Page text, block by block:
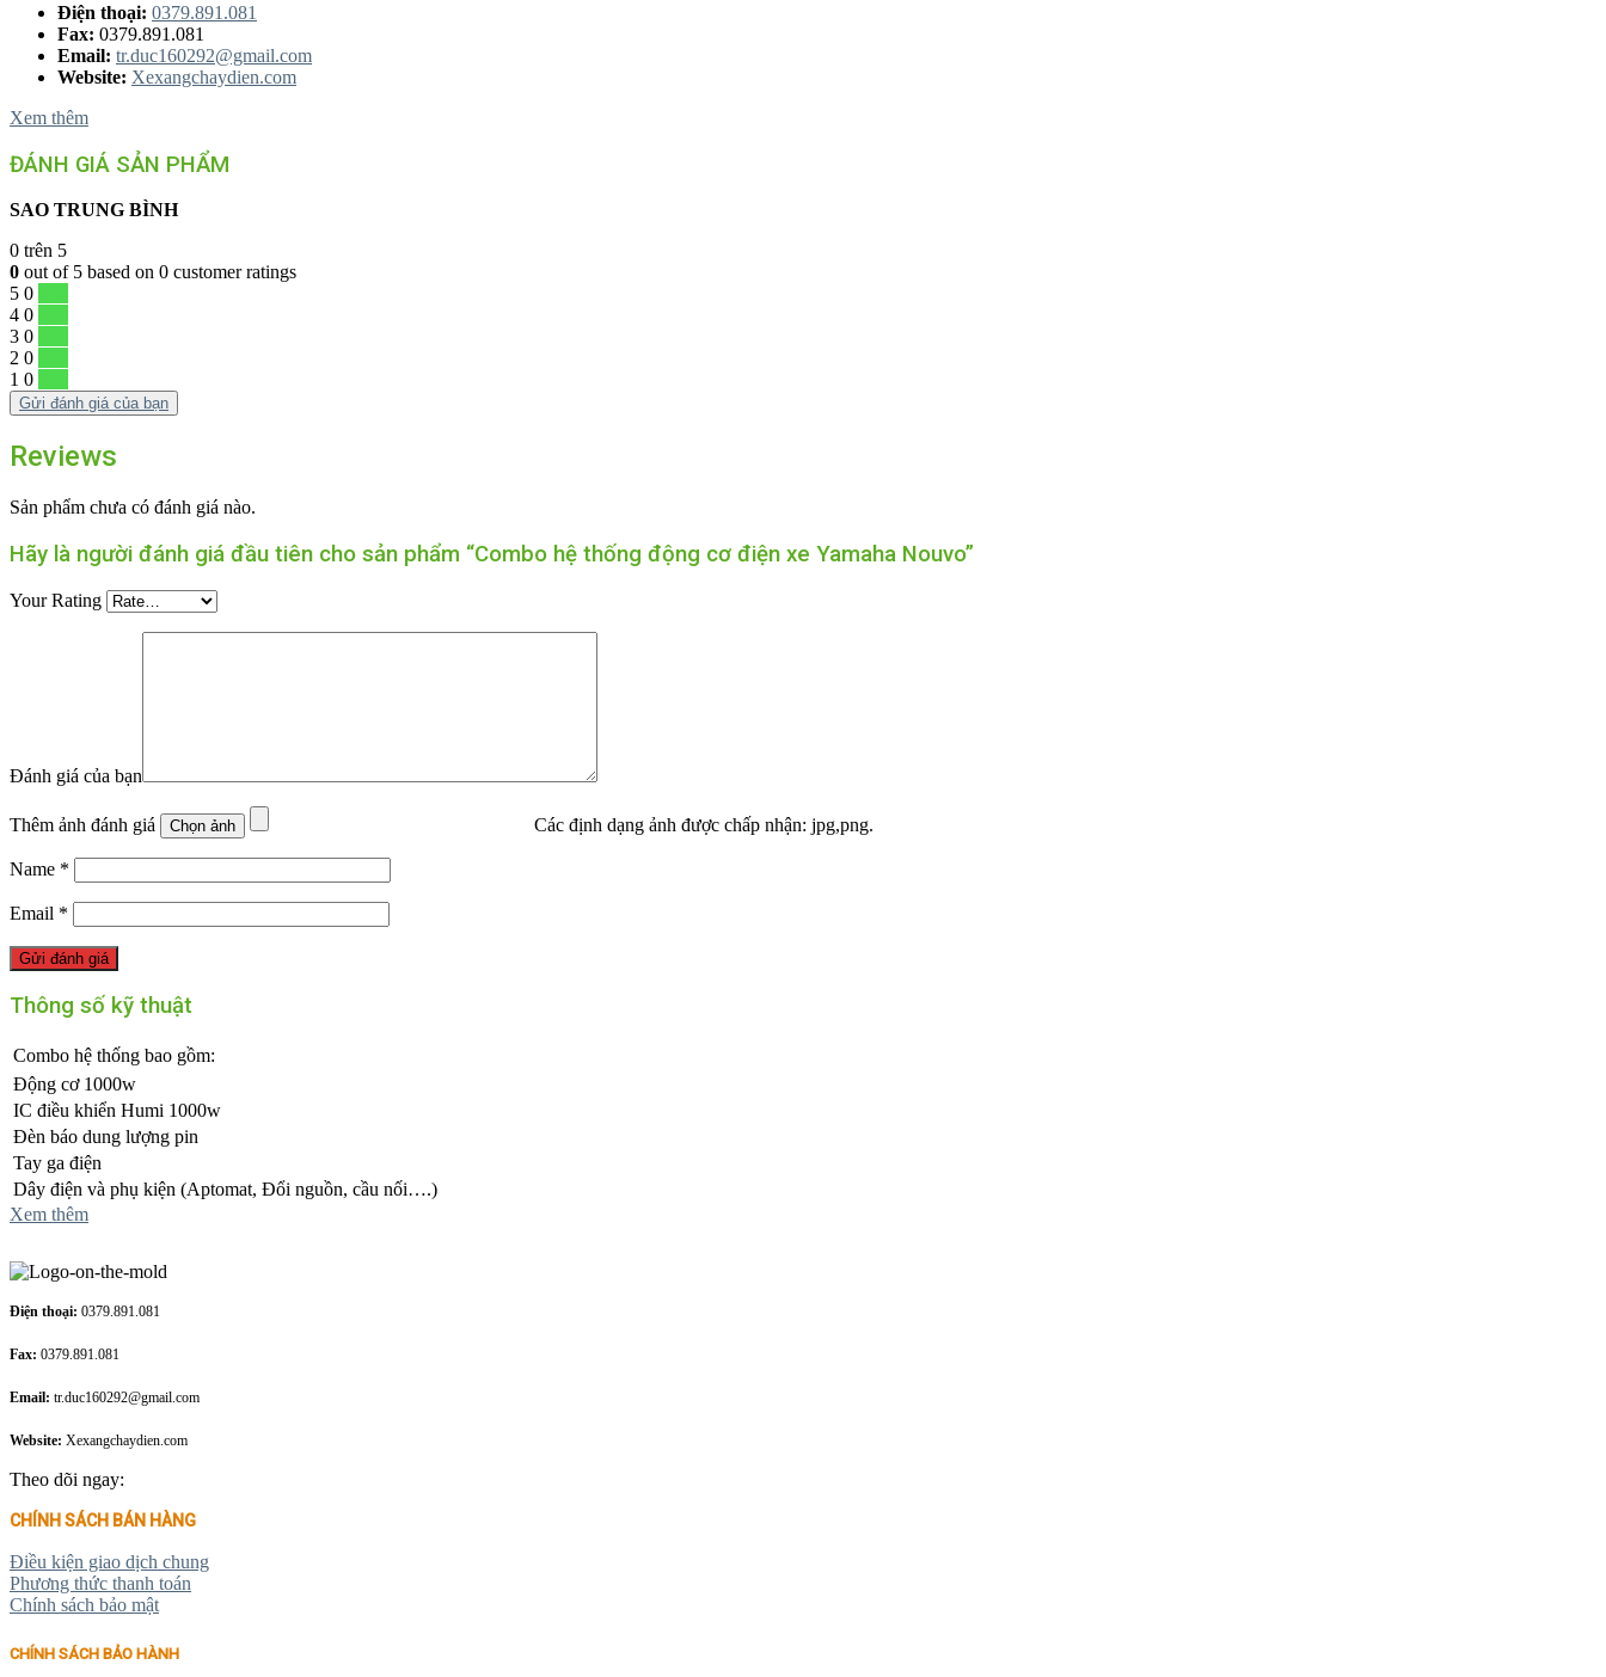
Điện thoại: 0379.891.081
Fax: 0379.891.081
Email: tr.duc160292@gmail.com
Website: Xexangchaydien.com
Xem thêm
ĐÁNH GIÁ SẢN PHẨM
SAO TRUNG BÌNH
0 trên 5
0 out of 5 based on 0 customer ratings
5 0
4 0
3 0
2 0
1 0
Gửi đánh giá của bạn
Reviews
Sản phẩm chưa có đánh giá nào.
Hãy là người đánh giá đầu tiên cho sản phẩm “Combo hệ thống động cơ điện xe Yamaha Nouvo”
Your Rating
Đánh giá của bạn
Thêm ảnh đánh giá Các định dạng ảnh được chấp nhận: jpg,png.
Name *
Email *
Thông số kỹ thuật
Combo hệ thống bao gồm:
Động cơ 1000w
IC điều khiển Humi 1000w
Đèn báo dung lượng pin
Tay ga điện
Dây điện và phụ kiện (Aptomat, Đổi nguồn, cầu nối….)
Xem thêm
Điện thoại: 0379.891.081
Fax: 0379.891.081
Email: tr.duc160292@gmail.com
Website: Xexangchaydien.com
Theo dõi ngay:
CHÍNH SÁCH BÁN HÀNG
Điều kiện giao dịch chung
Phương thức thanh toán
Chính sách bảo mật
CHÍNH SÁCH BẢO HÀNH